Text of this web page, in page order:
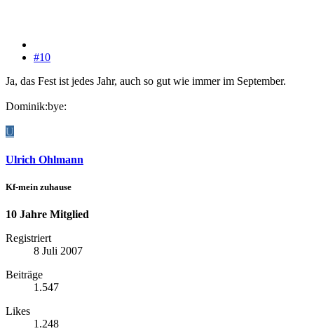
#10
Ja, das Fest ist jedes Jahr, auch so gut wie immer im September.
Dominik:bye:
U
Ulrich Ohlmann
Kf-mein zuhause
10 Jahre Mitglied
Registriert
8 Juli 2007
Beiträge
1.547
Likes
1.248